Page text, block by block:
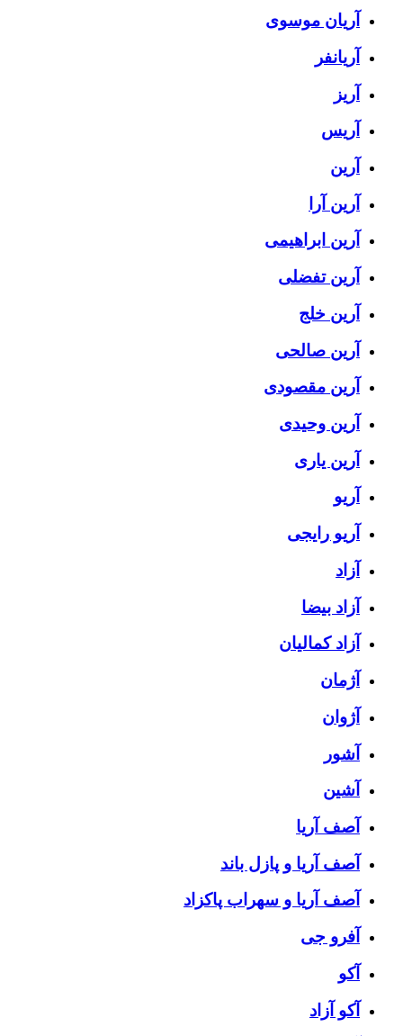
آریان موسوی
آریانفر
آریز
آریس
آرین
آرین آرا
آرین ابراهیمی
آرین تفضلی
آرین خلج
آرین صالحی
آرین مقصودی
آرین وحیدی
آرین یاری
آریو
آریو رایجی
آزاد
آزاد بیضا
آزاد کمالیان
آژمان
آژوان
آشور
آشین
آصف آریا
آصف آریا و پازل باند
آصف آریا و سهراب پاکزاد
آفرو جی
آکو
آکو آزاد